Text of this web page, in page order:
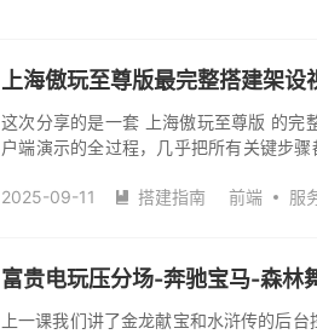
上海傲玩至尊版最完整搭建架设
这次分享的是一套 上海傲玩至尊版 的完
户端演示的全过程，几乎把所有关键步
2025-09-11
 搭建指南 前端 服
富贵电玩压分场-奔驰宝马-森林
上一课我们讲了金龙献宝和水浒传的后